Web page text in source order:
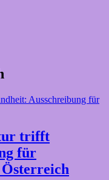
trifft
für